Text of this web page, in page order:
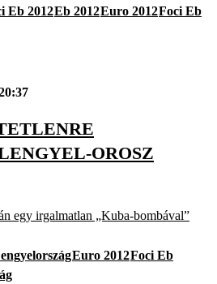
Eb 2012Eb 2012Euro 2012Foci Eb
OROSZ
egy irgalmatlan „Kuba-bombával”
Euro 2012Foci Eb